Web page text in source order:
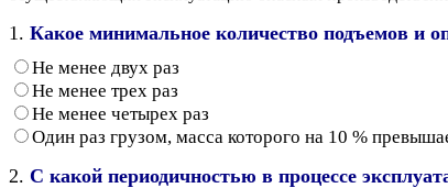
1. Какое минимальное количество подъемов и
Не менее двух раз
Не менее трех раз
Не менее четырех раз
Один раз грузом, масса которого на 10 %
2. С какой периодичностью в процессе